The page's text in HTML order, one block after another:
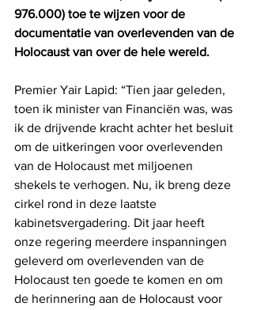
976.000) toe te wijzen voor de
documentatie van overlevenden van de
Holocaust van over de hele wereld.
Premier Yair Lapid: “Tien jaar geleden,
toen ik minister van Financiën was, was
ik de drijvende kracht achter het besluit
om de uitkeringen voor overlevenden
van de Holocaust met miljoenen
shekels te verhogen. Nu, ik breng deze
cirkel rond in deze laatste
kabinetsvergadering. Dit jaar heeft
onze regering meerdere inspanningen
geleverd om overlevenden van de
Holocaust ten goede te komen en om
de herinnering aan de Holocaust voor